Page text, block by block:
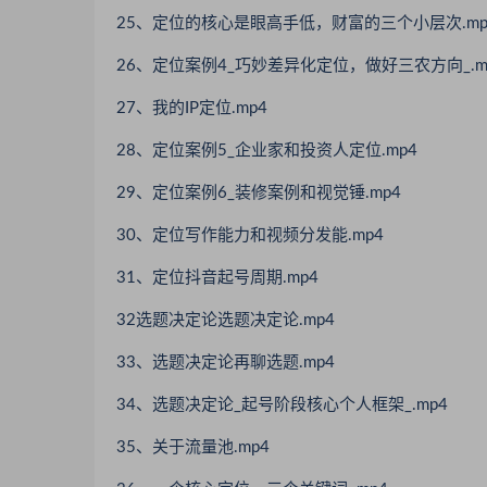
25、定位的核心是眼高手低，财富的三个小层次
26、定位案例4_巧妙差异化定位，做好三农方向
27、我的IP定位.mp4
28、定位案例5_企业家和投资人定位.mp4
29、定位案例6_装修案例和视觉锤.mp4
30、定位写作能力和视频分发能.mp4
31、定位抖音起号周期.mp4
32选题决定论选题决定论.mp4
33、选题决定论再聊选题.mp4
34、选题决定论_起号阶段核心个人框架_.mp4
35、关于流量池.mp4